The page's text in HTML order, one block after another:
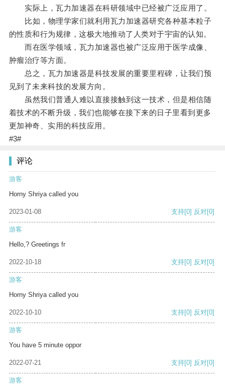
实际上，瓦力加速器在科研领域中已经被广泛应用了。
比如，物理学家们就利用瓦力加速器研究各种基本粒子
的性质和行为规律，这极大地推动了人类对于宇宙的认知。
而在医学领域，瓦力加速器也被广泛应用于医学成像、
肿瘤治疗等方面。
总之，瓦力加速器是科技发展的重要里程碑，让我们预
见到了未来科技的发展方向。
虽然我们普通人难以直接接触到这一技术，但是相信随
着技术的不断升级，我们也能够在接下来的日子里看到更多
更加神奇、实用的科技应用。
#3#
评论
游客
Horny Shriya called you
2023-01-08 支持[0] 反对[0]
游客
Hello,? Greetings fr
2022-10-18 支持[0] 反对[0]
游客
Horny Shriya called you
2022-10-10 支持[0] 反对[0]
游客
You have 5 minute oppor
2022-07-21 支持[0] 反对[0]
游客